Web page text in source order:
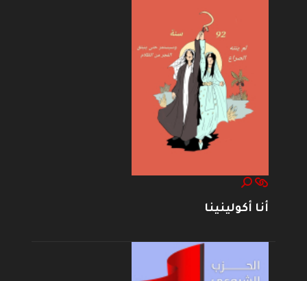
أنا أكولينينا